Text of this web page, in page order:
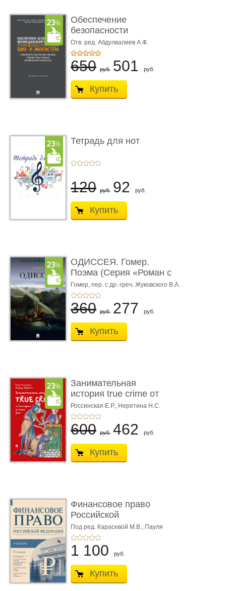
Обеспечение
безопасности
функционирования уг
...
Отв. ред. Абдулвалиев А.Ф.
650 руб. 501 руб.
Купить
Тетрадь для нот
120 руб. 92 руб.
Купить
ОДИССЕЯ. Гомер.
Поэма (Серия «Роман с
книгой»)
Гомер, пер. с др.-греч. Жуковского В.А.
360 руб. 277 руб.
Купить
Занимательная
история true crime от
Гиппократа до � ...
Россинская Е.Р., Неретина Н.С.
600 руб. 462 руб.
Купить
Финансовое право
Российской
Федерации. 5-е изд�
...
Под ред. Карасевой М.В., Пауля
А.Г., Красюкова А.В.
1 100 руб.
Купить